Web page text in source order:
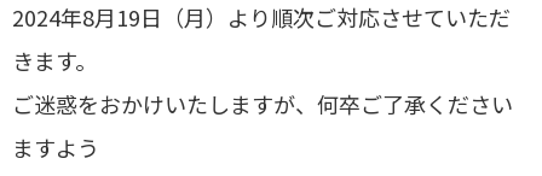
2024年8月19日（月）より順次ご対応させていただ
きます。
ご迷惑をおかけいたしますが、何卒ご了承ください
ますよう